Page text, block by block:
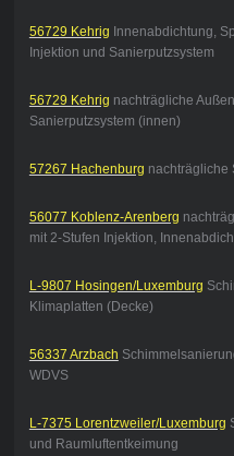
56729 Kehrig Innenabdichtung,
Injektion und Sanierputzsystem
56729 Kehrig nachträgliche
Sanierputzsystem (innen)
57267 Hachenburg nachträgliche
56077 Koblenz-Arenberg
mit 2-Stufen Injektion,
L-9807 Hosingen/Luxemburg
Klimaplatten (Decke)
56337 Arzbach
WDVS
L-7375 Lorentzweiler/Luxemburg
und Raumluftentkeimung